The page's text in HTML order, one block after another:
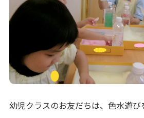
プライバシーポリシー サイト
サイトマップ ニチイ学館オ
幼児クラスのお友だちは、色水遊